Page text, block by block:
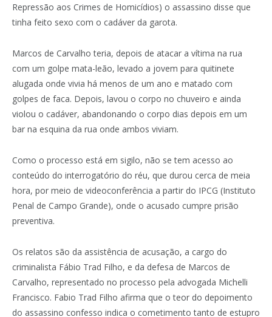
Repressão aos Crimes de Homicídios) o assassino disse que
tinha feito sexo com o cadáver da garota.
Marcos de Carvalho teria, depois de atacar a vítima na rua
com um golpe mata-leão, levado a jovem para quitinete
alugada onde vivia há menos de um ano e matado com
golpes de faca. Depois, lavou o corpo no chuveiro e ainda
violou o cadáver, abandonando o corpo dias depois em um
bar na esquina da rua onde ambos viviam.
Como o processo está em sigilo, não se tem acesso ao
conteúdo do interrogatório do réu, que durou cerca de meia
hora, por meio de videoconferência a partir do IPCG (Instituto
Penal de Campo Grande), onde o acusado cumpre prisão
preventiva.
Os relatos são da assistência de acusação, a cargo do
criminalista Fábio Trad Filho, e da defesa de Marcos de
Carvalho, representado no processo pela advogada Michelli
Francisco. Fabio Trad Filho afirma que o teor do depoimento
do assassino confesso indica o cometimento tanto de estupro